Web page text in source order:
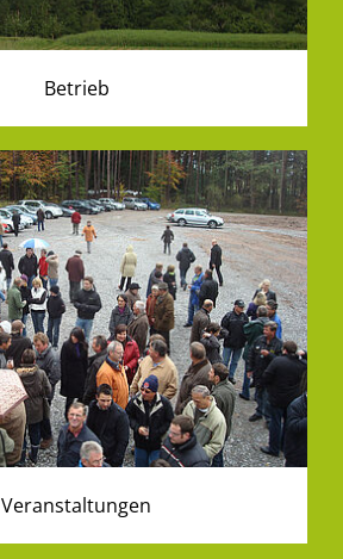
Betrieb
Veranstaltungen